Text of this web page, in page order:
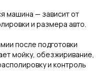
машина — зависит от
и размера авто.
после подготовки
мойку, обезжиривание,
и контроль